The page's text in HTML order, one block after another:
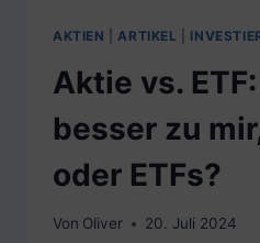
AKTIEN ARTIKEL
Aktie vs.
besser zu
oder ETFs?
Von Oliver 20. Juli 2024